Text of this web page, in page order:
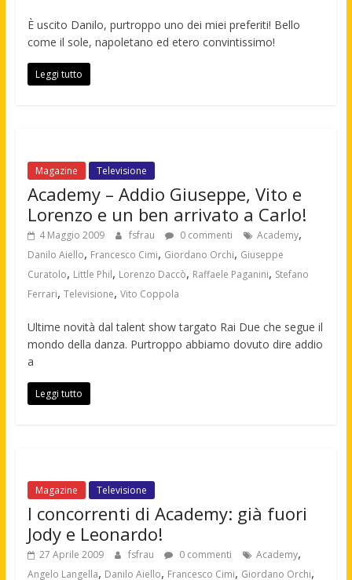
È uscito Danilo, purtroppo uno dei miei preferiti! Bello
come il sole, napoletano ed etero convintissimo!
Leggi tutto
Magazine Televisione
Academy – Addio Giuseppe, Vito e
Lorenzo e un ben arrivato a Carlo!
4 Maggio 2009 fsfrau 0 commenti Academy,
Danilo Aiello, Francesco Cimi, Giordano Orchi, Giuseppe
Curatolo, Little Phil, Lorenzo Daccò, Raffaele Paganini, Stefano
Ferrari, Televisione, Vito Coppola
Ultime novità dal talent show targato Rai Due che segue il
mondo della danza. Purtroppo abbiamo dovuto dire addio
a
Leggi tutto
Magazine Televisione
I concorrenti di Academy: già fuori
Jody e Leonardo!
27 Aprile 2009 fsfrau 0 commenti Academy,
Angelo Langella, Danilo Aiello, Francesco Cimi, Giordano Orchi,